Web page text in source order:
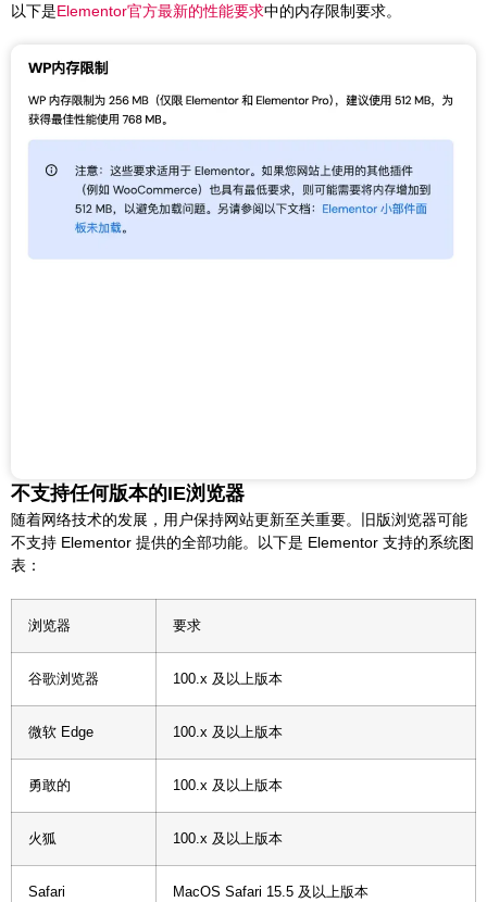
以下是Elementor官方最新的性能要求中的内存限制要求。
不支持任何版本的IE浏览器
随着网络技术的发展，用户保持网站更新至关重要。旧版浏览器可能
不支持 Elementor 提供的全部功能。以下是 Elementor 支持的系统图
表：
浏览器 要求
谷歌浏览器 100.x 及以上版本
微软 Edge 100.x 及以上版本
勇敢的 100.x 及以上版本
火狐 100.x 及以上版本
Safari MacOS Safari 15.5 及以上版本